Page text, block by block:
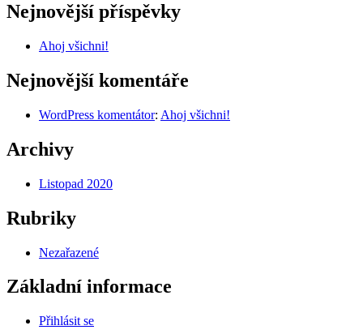
Nejnovější příspěvky
Ahoj všichni!
Nejnovější komentáře
WordPress komentátor: Ahoj všichni!
Archivy
Listopad 2020
Rubriky
Nezařazené
Základní informace
Přihlásit se